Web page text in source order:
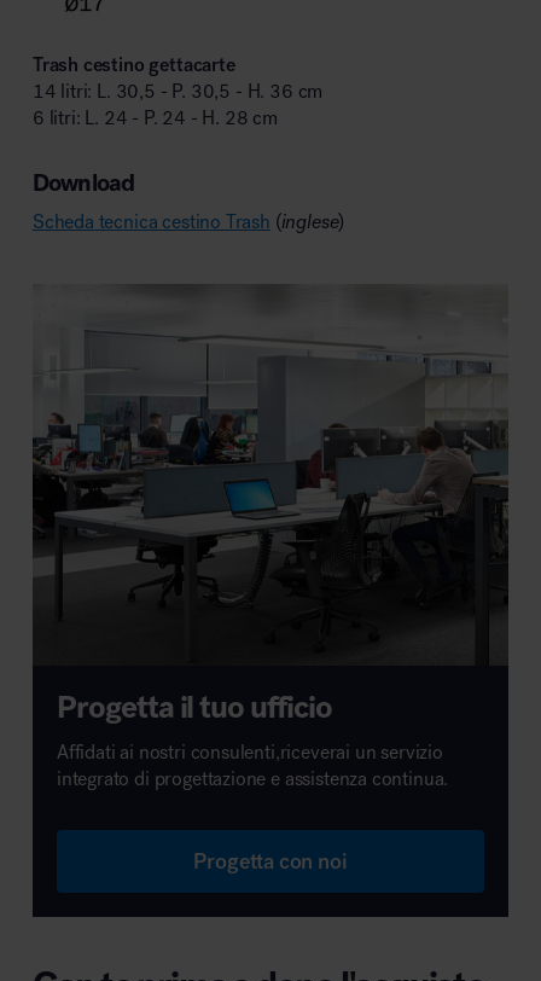
Trash cestino gettacarte
14 litri: L. 30,5 - P. 30,5 - H. 36 cm
6 litri: L. 24 - P. 24 - H. 28 cm
Download
Scheda tecnica cestino Trash (inglese)
Progetta il tuo ufficio
Affidati ai nostri consulenti,riceverai un servizio
integrato di progettazione e assistenza continua.
Progetta con noi